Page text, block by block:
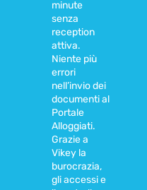
minute
senza
reception
attiva.
Niente più
errori
nell’invio dei
documenti al
Portale
Alloggiati.
Grazie a
Vikey la
burocrazia,
gli accessi e